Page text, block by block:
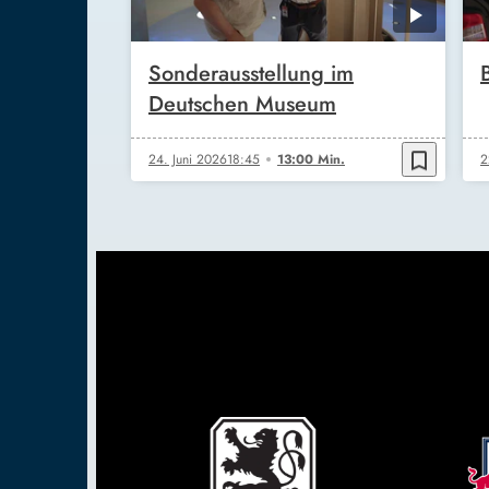
Sonderausstellung im
Deutschen Museum
24. Juni 202618:45 13:00 Min. bookmark_border